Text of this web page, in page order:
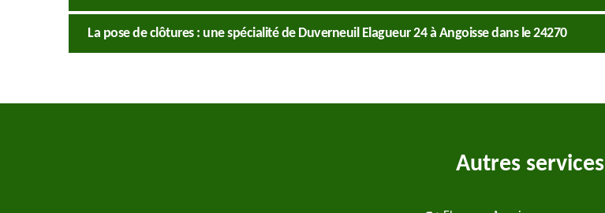
La pose de clôtures : une spécialité de Duverneuil Elagueur 24 à Angoisse dans le 24270
Autres services